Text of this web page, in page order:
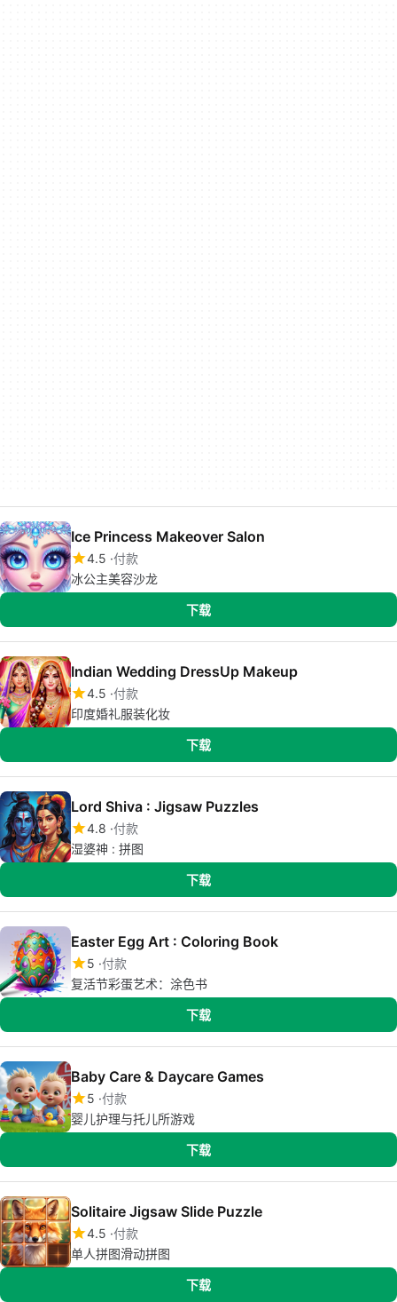
Ice Princess Makeover Salon
4.5 付款
冰公主美容沙龙
下载
Indian Wedding DressUp Makeup
4.5 付款
印度婚礼服装化妆
下载
Lord Shiva : Jigsaw Puzzles
4.8 付款
湿婆神 : 拼图
下载
Easter Egg Art : Coloring Book
5 付款
复活节彩蛋艺术：涂色书
下载
Baby Care & Daycare Games
5 付款
婴儿护理与托儿所游戏
下载
Solitaire Jigsaw Slide Puzzle
4.5 付款
单人拼图滑动拼图
下载